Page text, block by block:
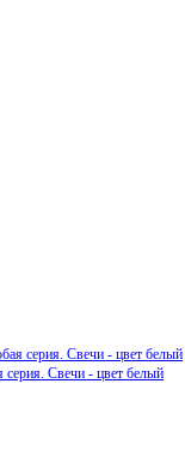
Свечи - цвет белый